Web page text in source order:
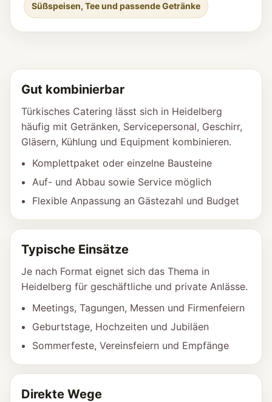
Süßspeisen, Tee und passende Getränke
Gut kombinierbar
Türkisches Catering lässt sich in Heidelberg
häufig mit Getränken, Servicepersonal, Geschirr,
Gläsern, Kühlung und Equipment kombinieren.
Komplettpaket oder einzelne Bausteine
Auf- und Abbau sowie Service möglich
Flexible Anpassung an Gästezahl und Budget
Typische Einsätze
Je nach Format eignet sich das Thema in
Heidelberg für geschäftliche und private Anlässe.
Meetings, Tagungen, Messen und Firmenfeiern
Geburtstage, Hochzeiten und Jubiläen
Sommerfeste, Vereinsfeiern und Empfänge
Direkte Wege